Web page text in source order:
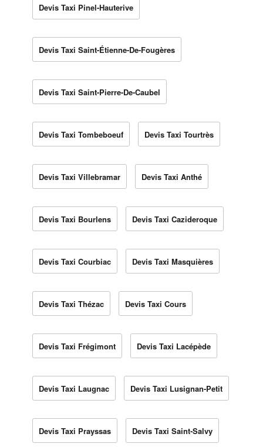
Devis Taxi Pinel-Hauterive
Devis Taxi Saint-Étienne-De-Fougères
Devis Taxi Saint-Pierre-De-Caubel
Devis Taxi Tombeboeuf Devis Taxi Tourtrès
Devis Taxi Villebramar Devis Taxi Anthé
Devis Taxi Bourlens Devis Taxi Cazideroque
Devis Taxi Courbiac Devis Taxi Masquières
Devis Taxi Thézac Devis Taxi Cours
Devis Taxi Frégimont Devis Taxi Lacépède
Devis Taxi Laugnac Devis Taxi Lusignan-Petit
Devis Taxi Prayssas Devis Taxi Saint-Salvy